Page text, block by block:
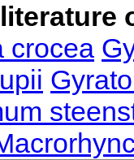
crocea